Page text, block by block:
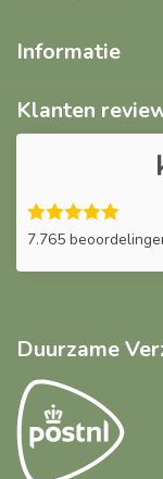
Informatie
Klanten
7.765
Duurzame